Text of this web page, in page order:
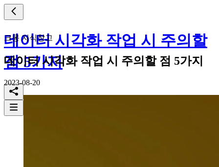
데이터 시각화 작업 시 주의할
점 5가지
크몽 지식창고
데이터 시각화 작업 시 주의할 점 5가지
2023-08-20